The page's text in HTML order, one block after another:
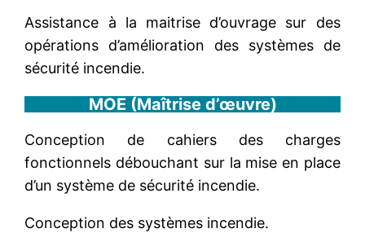
Assistance à la maitrise d’ouvrage sur des
opérations d’amélioration des systèmes de
sécurité incendie.
MOE (Maîtrise d’œuvre)
Conception de cahiers des charges
fonctionnels débouchant sur la mise en place
d’un système de sécurité incendie.
Conception des systèmes incendie.